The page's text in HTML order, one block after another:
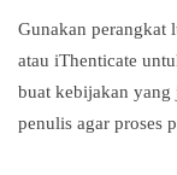
Gunakan perangkat
atau iThenticate
buat kebijakan
penulis agar proses